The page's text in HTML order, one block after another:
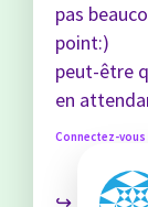
pas
point:)
peut-être
en
Connectez-